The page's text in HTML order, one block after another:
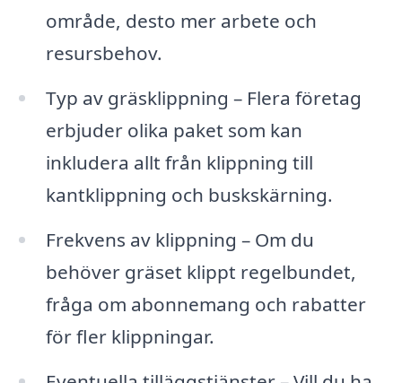
område, desto mer arbete och
resursbehov.
Typ av gräsklippning – Flera företag
erbjuder olika paket som kan
inkludera allt från klippning till
kantklippning och buskskärning.
Frekvens av klippning – Om du
behöver gräset klippt regelbundet,
fråga om abonnemang och rabatter
för fler klippningar.